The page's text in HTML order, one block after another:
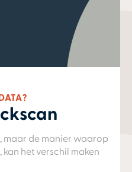
maar de manier waarop
het verschil maken